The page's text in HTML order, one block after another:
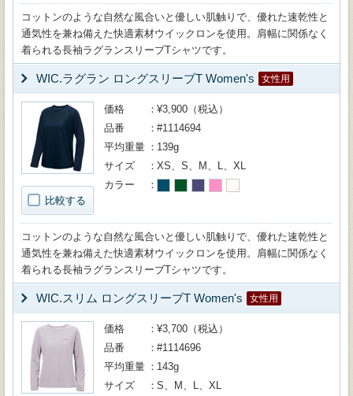
コットンのような自然な風合いと優しい肌触りで、優れた速乾性と
通気性を兼ね備えた快適素材ウイックロンを使用。肩幅に関係なく
着られる長袖ラグランスリーブTシャツです。
WIC.ラグラン ロングスリーブT Women's 女性用
比較する
価格
¥3,900（税込）
品番
#1114694
平均重量
139g
サイズ
XS、S、M、L、XL
カラー
コットンのような自然な風合いと優しい肌触りで、優れた速乾性と
通気性を兼ね備えた快適素材ウイックロンを使用。肩幅に関係なく
着られる長袖ラグランスリーブTシャツです。
WIC.スリム ロングスリーブT Women's 女性用
価格
¥3,700（税込）
品番
#1114696
平均重量
143g
サイズ
S、M、L、XL